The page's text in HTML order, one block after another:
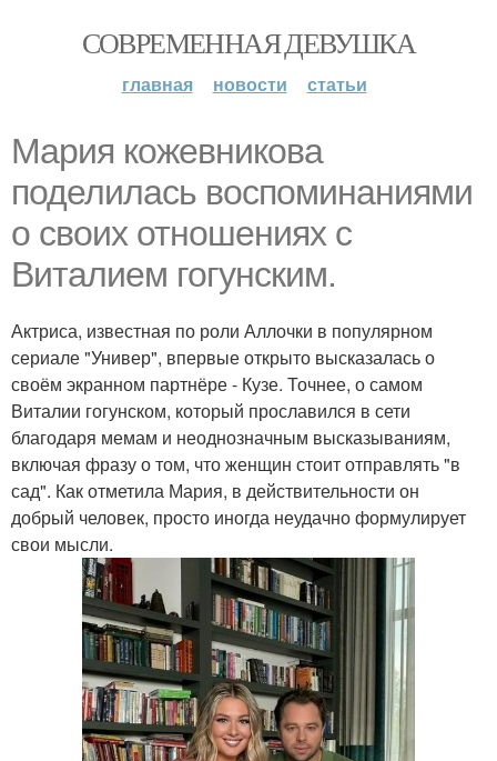
СОВРЕМЕННАЯ ДЕВУШКА
главная новости статьи
Мария кожевникова
поделилась воспоминаниями
о своих отношениях с
Виталием гогунским.
Актриса, известная по роли Аллочки в популярном
сериале "Универ", впервые открыто высказалась о
своём экранном партнёре - Кузе. Точнее, о самом
Виталии гогунском, который прославился в сети
благодаря мемам и неоднозначным высказываниям,
включая фразу о том, что женщин стоит отправлять "в
сад". Как отметила Мария, в действительности он
добрый человек, просто иногда неудачно формулирует
свои мысли.